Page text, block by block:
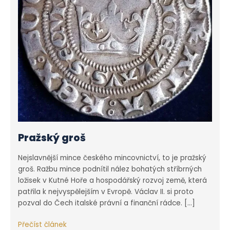
Pražský groš
Nejslavnější mince českého mincovnictví, to je pražský
groš. Ražbu mince podnítil nález bohatých stříbrných
ložisek v Kutné Hoře a hospodářský rozvoj země, která
patřila k nejvyspělejším v Evropě. Václav II. si proto
pozval do Čech italské právní a finanční rádce. […]
Pražský
Přečíst článek